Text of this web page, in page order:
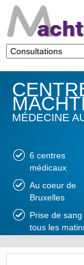
MÉDECINE
6 centres
médicaux
Au coeur de
Bruxelles
Prise de sang
tous les